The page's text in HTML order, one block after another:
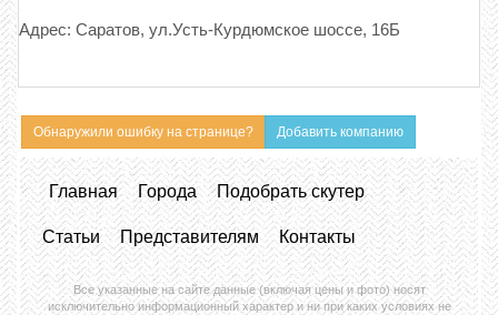
Адрес: Саратов, ул.Усть-Курдюмское шоссе, 16Б
Обнаружили ошибку на странице? Добавить компанию
Главная Города Подобрать скутер
Статьи Представителям Контакты
Все указанные на сайте данные (включая цены и фото) носят
исключительно информационный характер и ни при каких условиях не